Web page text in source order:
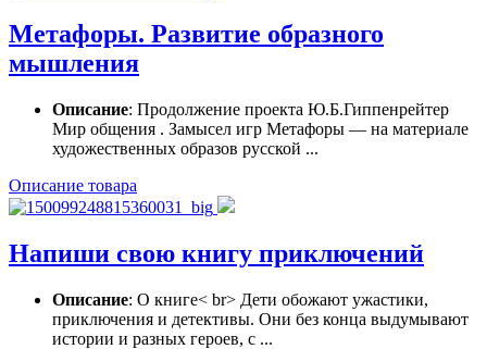
Метафоры. Развитие образного
мышления
Описание: Продолжение проекта Ю.Б.Гиппенрейтер
Мир общения . Замысел игр Метафоры — на материале
художественных образов русской ...
Описание товара
Напиши свою книгу приключений
Описание: О книге< br> Дети обожают ужастики,
приключения и детективы. Они без конца выдумывают
истории и разных героев, с ...